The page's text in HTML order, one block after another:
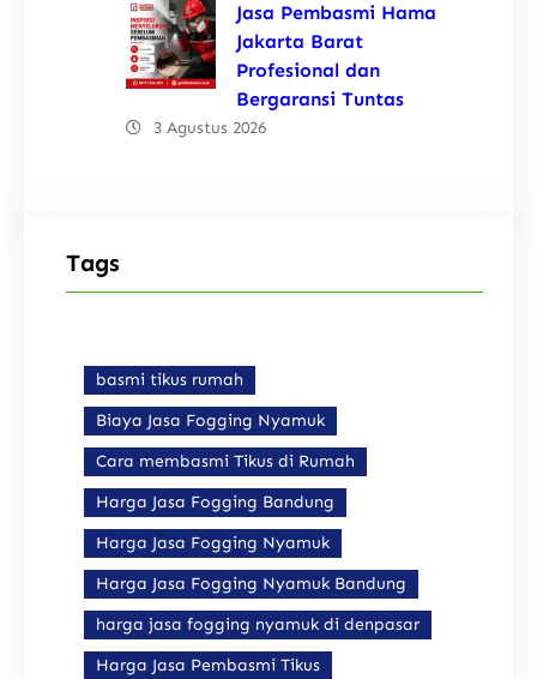
Jasa Pembasmi Hama
Jakarta Barat
Profesional dan
Bergaransi Tuntas
3 Agustus 2026
Tags
basmi tikus rumah
Biaya Jasa Fogging Nyamuk
Cara membasmi Tikus di Rumah
Harga Jasa Fogging Bandung
Harga Jasa Fogging Nyamuk
Harga Jasa Fogging Nyamuk Bandung
harga jasa fogging nyamuk di denpasar
Harga Jasa Pembasmi Tikus